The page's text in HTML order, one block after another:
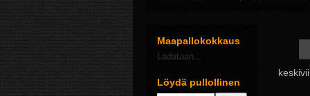
Maapallokokkaus
Ladataan...
Löydä pullollinen